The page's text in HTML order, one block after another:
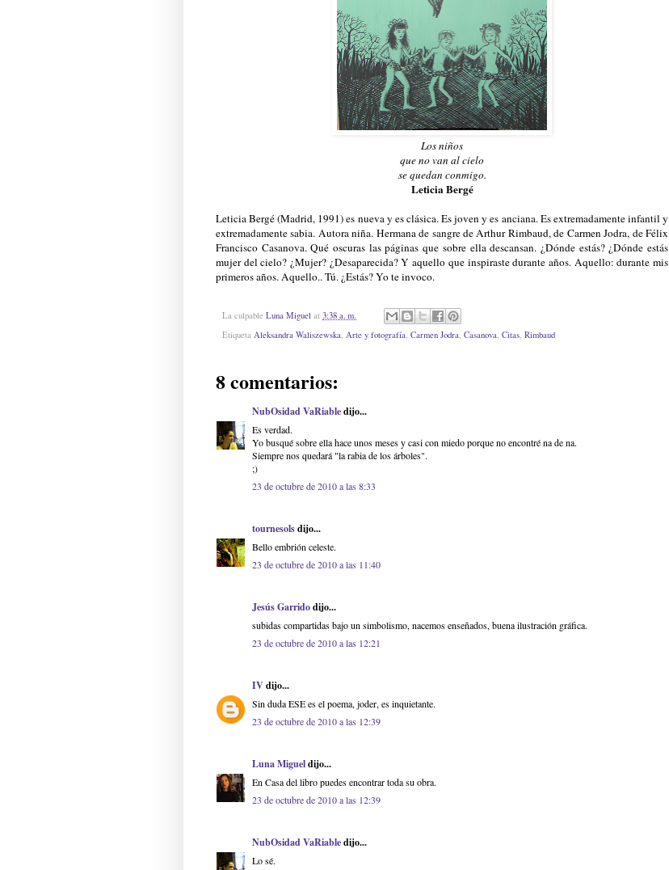
Los niños
que no van al cielo
se quedan conmigo.
Leticia Bergé
Leticia Bergé (Madrid, 1991) es nueva y es clásica. Es joven y es anciana. Es extremadamente infantil y
extremadamente sabia. Autora niña. Hermana de sangre de Arthur Rimbaud, de Carmen Jodra, de Félix
Francisco Casanova. Qué oscuras las páginas que sobre ella descansan. ¿Dónde estás? ¿Dónde estás
mujer del cielo? ¿Mujer? ¿Desaparecida? Y aquello que inspiraste durante años. Aquello: durante mis
primeros años. Aquello.. Tú. ¿Estás? Yo te invoco.
La culpable Luna Miguel at 3:38 a. m.
Etiqueta Aleksandra Waliszewska, Arte y fotografía, Carmen Jodra, Casanova, Citas, Rimbaud
8 comentarios:
NubOsidad VaRiabledijo...
Es verdad.
Yo busqué sobre ella hace unos meses y casi con miedo porque no encontré na de na.
Siempre nos quedará "la rabia de los árboles".
;)
23 de octubre de 2010 a las 8:33
tournesolsdijo...
Bello embrión celeste.
23 de octubre de 2010 a las 11:40
Jesús Garridodijo...
subidas compartidas bajo un simbolismo, nacemos enseñados, buena ilustración gráfica.
23 de octubre de 2010 a las 12:21
IVdijo...
Sin duda ESE es el poema, joder, es inquietante.
23 de octubre de 2010 a las 12:39
Luna Migueldijo...
En Casa del libro puedes encontrar toda su obra.
23 de octubre de 2010 a las 12:39
NubOsidad VaRiabledijo...
Lo sé.